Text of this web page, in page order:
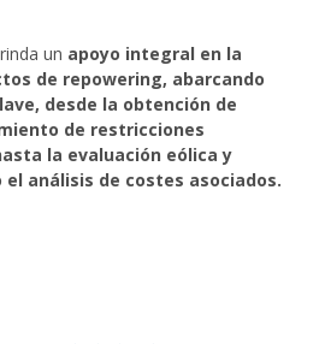
un apoyo integral en la
de repowering, abarcando
desde la obtención de
de restricciones
la evaluación eólica y
análisis de costes asociados.